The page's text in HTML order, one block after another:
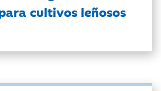
cultivos leñosos